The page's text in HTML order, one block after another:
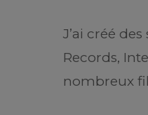
J’ai créé
Records,
nombreux